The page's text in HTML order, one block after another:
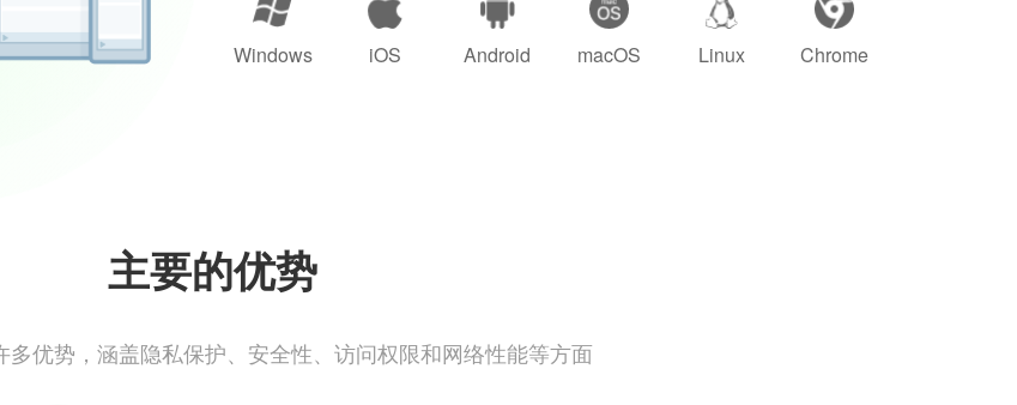
Windows iOS Android macOS Linux Chrome
主要的优势
多优势，涵盖隐私保护、安全性、访问权限和网络性能等方面